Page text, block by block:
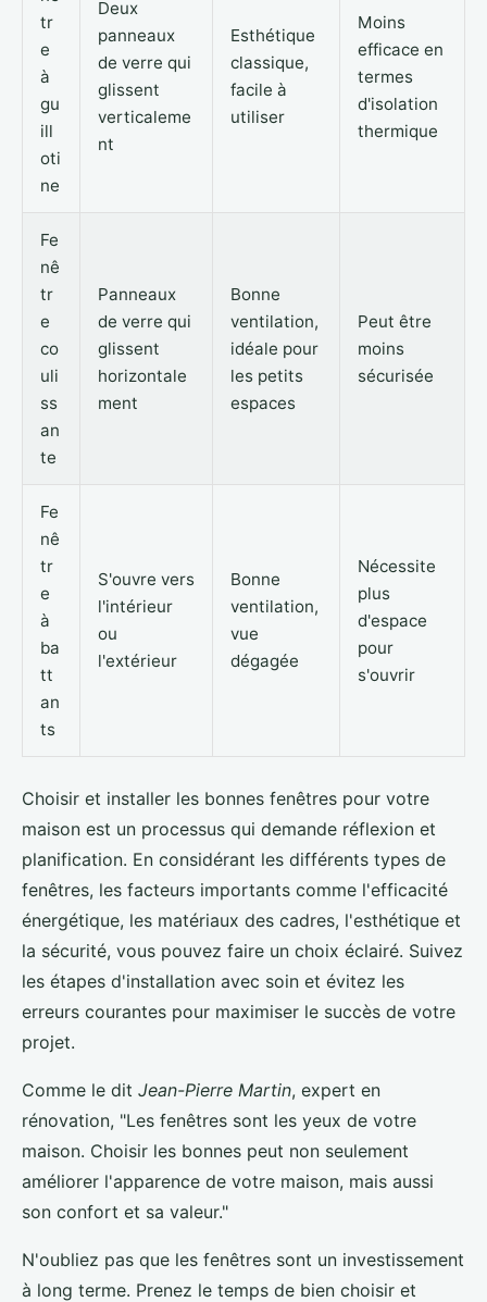
tr
e
à
gu
ill
oti
ne
Deux
panneaux
de verre qui
glissent
verticaleme
nt
Esthétique
classique,
facile à
utiliser
Moins
efficace en
termes
d'isolation
thermique
Fe
nê
tr
e
co
uli
ss
an
te
Panneaux
de verre qui
glissent
horizontale
ment
Bonne
ventilation,
idéale pour
les petits
espaces
Peut être
moins
sécurisée
Fe
nê
tr
e
à
ba
tt
an
ts
S'ouvre vers
l'intérieur
ou
l'extérieur
Bonne
ventilation,
vue
dégagée
Nécessite
plus
d'espace
pour
s'ouvrir
Choisir et installer les bonnes fenêtres pour votre
maison est un processus qui demande réflexion et
planification. En considérant les différents types de
fenêtres, les facteurs importants comme l'efficacité
énergétique, les matériaux des cadres, l'esthétique et
la sécurité, vous pouvez faire un choix éclairé. Suivez
les étapes d'installation avec soin et évitez les
erreurs courantes pour maximiser le succès de votre
projet.
Comme le dit Jean-Pierre Martin, expert en
rénovation, "Les fenêtres sont les yeux de votre
maison. Choisir les bonnes peut non seulement
améliorer l'apparence de votre maison, mais aussi
son confort et sa valeur."
N'oubliez pas que les fenêtres sont un investissement
à long terme. Prenez le temps de bien choisir et